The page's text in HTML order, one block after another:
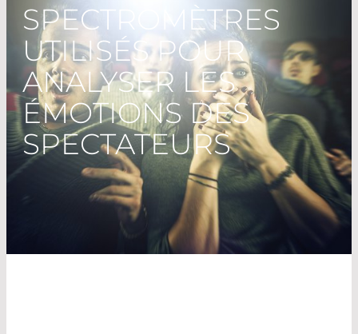
SPECTROMÈTRES
UTILISÉS POUR
ANALYSER LES
ÉMOTIONS DES
SPECTATEURS